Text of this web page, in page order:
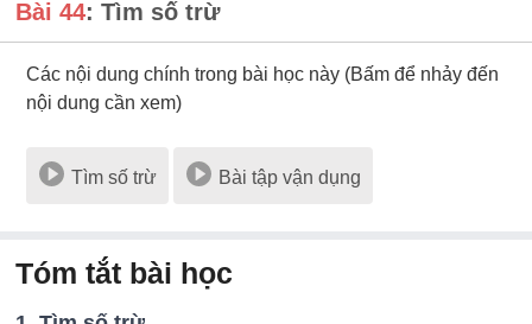
Bài 44: Tìm số trừ
Các nội dung chính trong bài học này (Bấm để nhảy đến
nội dung cần xem)
Tìm số trừ Bài tập vận dụng
Tóm tắt bài học